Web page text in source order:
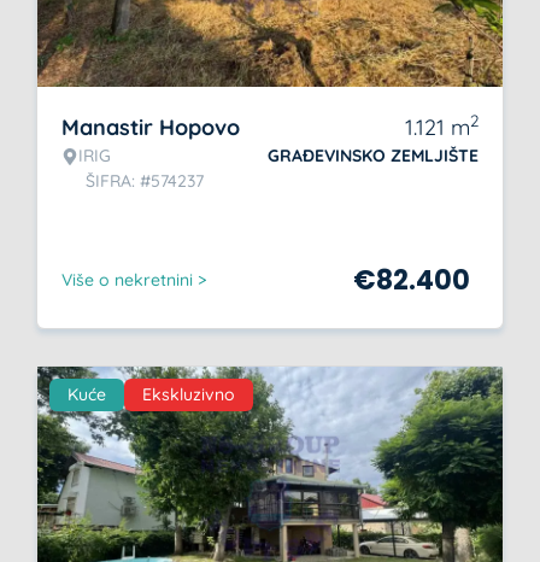
Manastir Hopovo
IRIG
ŠIFRA: #574237
1.121 m2
GRAĐEVINSKO ZEMLJIŠTE
Više o nekretnini > €82.400
Kuće Ekskluzivno